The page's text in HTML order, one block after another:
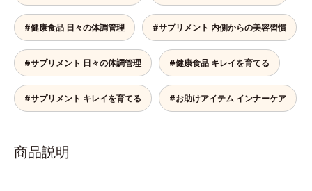
#健康食品 日々の体調管理 #サプリメント 内側からの美容習慣
#サプリメント 日々の体調管理 #健康食品 キレイを育てる
#サプリメント キレイを育てる #お助けアイテム インナーケア
商品説明